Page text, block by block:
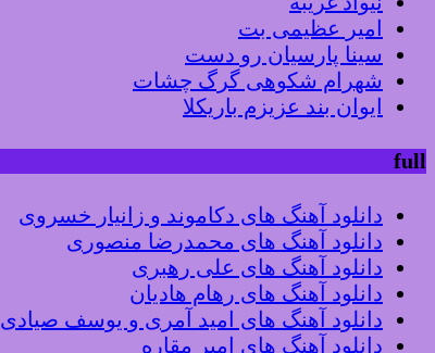
امیر عظیمی بت
سینا پارسیان رو دست
شهرام شکوهی گرگ چشات
ایوان بند عزیزم باریکلا
full
دانلود آهنگ های دکاموند و زانیار خسروی
دانلود آهنگ های محمدرضا منصوری
دانلود آهنگ های علی رهبری
دانلود آهنگ های رهام هادیان
دانلود آهنگ های امید آمری و یوسف صیادی
دانلود آهنگ های امیر مقاره